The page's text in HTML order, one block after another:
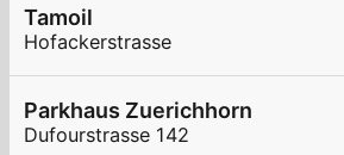
Tamoil
Hofackerstrasse
Parkhaus Zuerichhorn
Dufourstrasse 142